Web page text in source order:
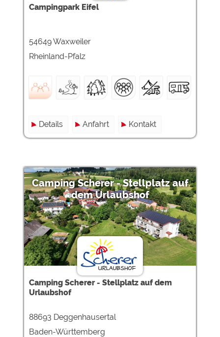
Campingpark Eifel
54649 Waxweiler
Rheinland-Pfalz
Details Anfahrt Kontakt
Camping Scherer - Stellplatz auf
dem Urlaubshof
Camping Scherer - Stellplatz auf dem
Urlaubshof
88693 Deggenhausertal
Baden-Württemberg